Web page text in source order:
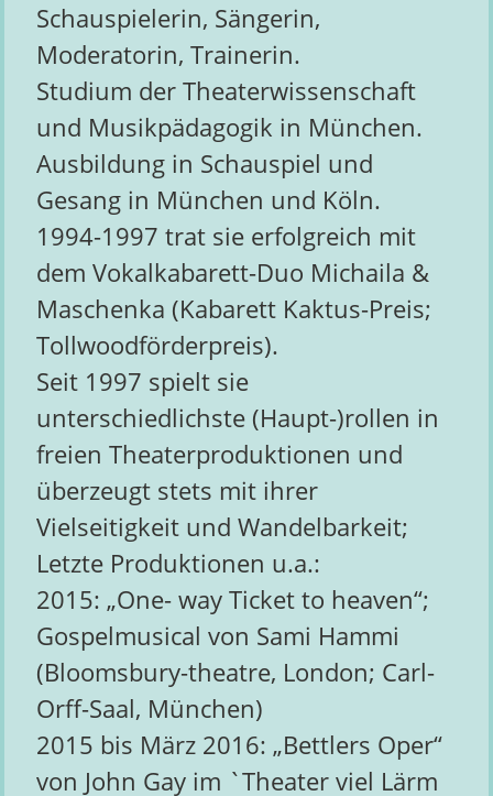
Schauspielerin, Sängerin,
Moderatorin, Trainerin.
Studium der Theaterwissenschaft
und Musikpädagogik in München.
Ausbildung in Schauspiel und
Gesang in München und Köln.
1994-1997 trat sie erfolgreich mit
dem Vokalkabarett-Duo Michaila &
Maschenka (Kabarett Kaktus-Preis;
Tollwoodförderpreis).
Seit 1997 spielt sie
unterschiedlichste (Haupt-)rollen in
freien Theaterproduktionen und
überzeugt stets mit ihrer
Vielseitigkeit und Wandelbarkeit;
Letzte Produktionen u.a.:
2015: „One- way Ticket to heaven“;
Gospelmusical von Sami Hammi
(Bloomsbury-theatre, London; Carl-
Orff-Saal, München)
2015 bis März 2016: „Bettlers Oper“
von John Gay im `Theater viel Lärm